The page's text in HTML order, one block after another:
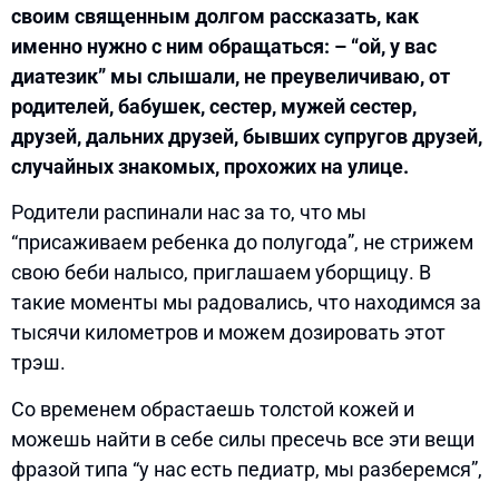
своим священным долгом рассказать, как
именно нужно с ним обращаться: – “ой, у вас
диатезик” мы слышали, не преувеличиваю, от
родителей, бабушек, сестер, мужей сестер,
друзей, дальних друзей, бывших супругов друзей,
случайных знакомых, прохожих на улице.
Родители распинали нас за то, что мы
“присаживаем ребенка до полугода”, не стрижем
свою беби налысо, приглашаем уборщицу. В
такие моменты мы радовались, что находимся за
тысячи километров и можем дозировать этот
трэш.
Со временем обрастаешь толстой кожей и
можешь найти в себе силы пресечь все эти вещи
фразой типа “у нас есть педиатр, мы разберемся”,